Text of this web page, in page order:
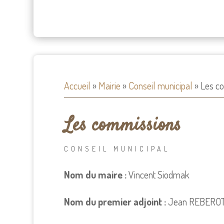
Accueil »Mairie »Conseil municipal »Les
Les commissions
CONSEIL MUNICIPAL
Nom du maire :Vincent Siodmak
Nom du premier adjoint :Jean